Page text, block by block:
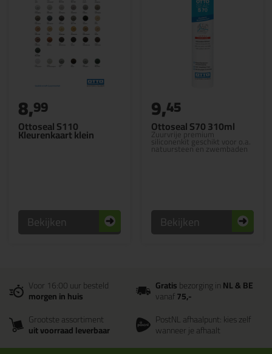
Ottoseal S110
Kleurenkaart klein
8,99
Bekijken
Ottoseal S70 310ml
Zuurvrije premium
siliconenkit geschikt voor o.a.
natuursteen en zwembaden
9,45
Bekijken
Voor 16:00 uur besteld
morgen in huis
Gratisbezorging inNL & BE
vanaf75,-
Grootste assortiment
uit voorraad leverbaar
PostNL afhaalpunt: kies zelf
wanneer je afhaalt